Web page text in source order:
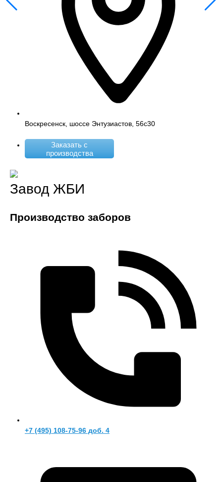
Воскресенск, шоссе Энтузиастов, 56с30
Заказать с
производства
Завод ЖБИ
Производство заборов
+7 (495) 108-75-96 доб. 4